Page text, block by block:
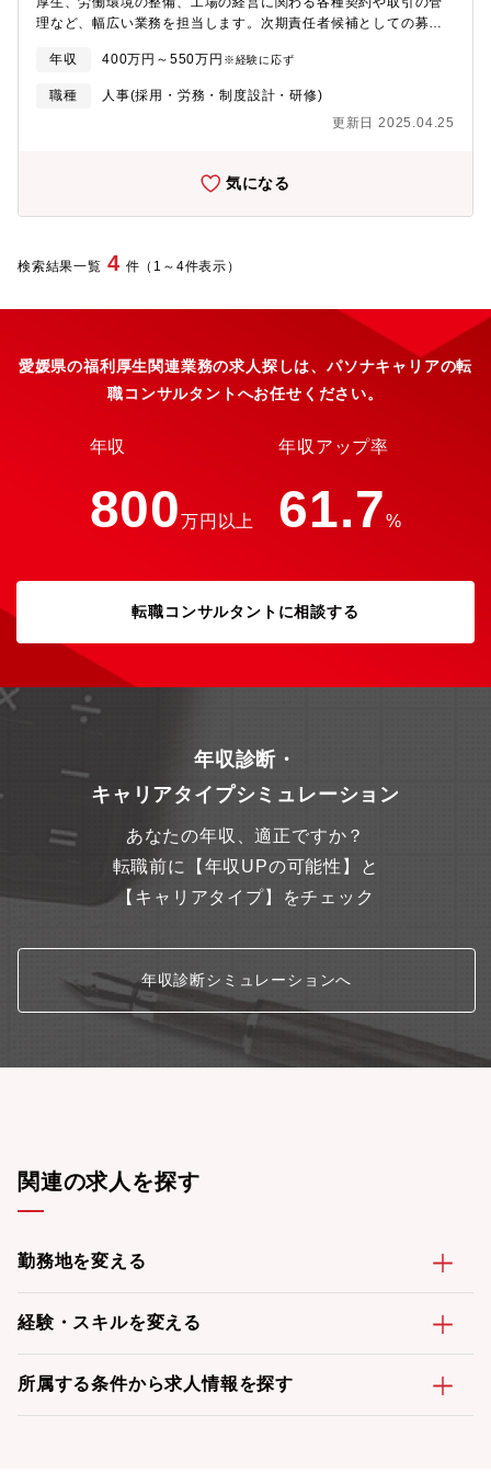
して働き手が減っていくことが見えているため、将来的に無人化
の工場運営を目指している企業が増加。同社はそこを補う物流シ
ステム構築を目指しております。また海外にも展開(中国/台湾/タ
ル式駐車場の特性上首都圏を中心に大きな需要がありますが、地
居費用も実費負担を予定しております。【同社について】■太陽石
油は、石油の輸入から石油製品及び石油化学製品の製造・販売に
を目指しております。（国内市場占有率は上位を占めておりま
す）■愛媛を基盤とし、主に西日本を中心にガソリンスタンド
対応、社員がより働きやすい環境整備を進めております。
理など、幅広い業務を担当します。次期責任者候補としての募集
事管理（採用、労務管理、研修）・経理業務（給与計算、仕訳処
理、財務諸表作成）・総務業務（施設管理、資産管理、契約管
理） およびそれらを統括する業務 等【募集の背景】今後の後継
年収 400万円～550万円 ※経験に応ず
職種
人事(採用・労務・制度設計・研修)
更新日 2025.04.25
気になる
検索結果一覧 4 件（1～4件表示）
愛媛県の福利厚生関連業務の求人探しは、パソナキャリアの転
職コンサルタントへお任せください。
年収
800万円以上
年収アップ率
61.7%
転職コンサルタントに相談する
年収診断・
キャリアタイプシミュレーション
あなたの年収、適正ですか？
転職前に【年収UPの可能性】と
【キャリアタイプ】をチェック
年収診断シミュレーションへ
関連の求人を探す
勤務地を変える
経験・スキルを変える
所属する条件から求人情報を探す